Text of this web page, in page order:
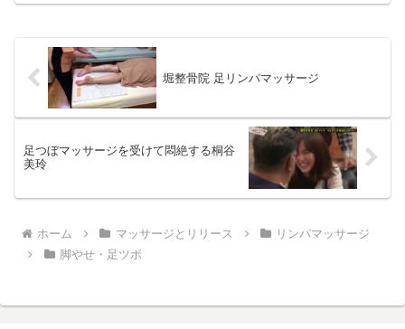
堀整骨院 足リンパマッサージ
足つぼマッサージを受けて悶絶する桐谷
美玲
ホーム マッサージとリリース
リンパマッサージ
脚やせ・足ツボ